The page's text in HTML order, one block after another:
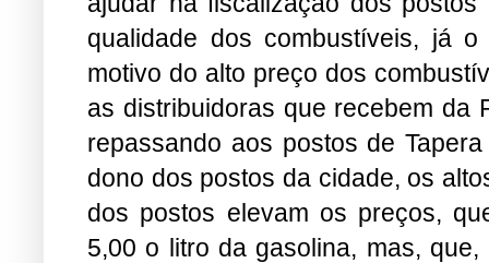
qualidade dos combustíveis, já
motivo do alto preço dos
as distribuidoras que recebem da
repassando aos postos de
dono dos postos da cidade, os
dos postos elevam os preços,
5,00 o litro da gasolina, mas,